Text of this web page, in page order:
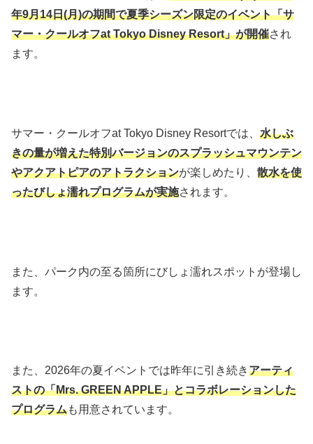
年9月14日(月)の期間で夏季シーズン限定のイベント「サ
マー・クールオフat Tokyo Disney Resort」が開催され
ます。
サマー・クールオフat Tokyo Disney Resortでは、 水しぶ
きの量が増えた特別バージョンのスプラッシュマウンテン
やアクアトピアのアトラクションが楽しめたり、 散水を使
ったびしょ濡れプログラムが実施されます。
また、パーク内の至る箇所にびしょ濡れスポットが登場し
ます。
また、2026年の夏イベントでは昨年に引き続きアーティ
ストの「Mrs. GREEN APPLE」とコラボレーションした
プログラムも用意されています。